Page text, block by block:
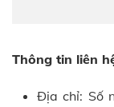
Thông tin liên
Địa chỉ: Số